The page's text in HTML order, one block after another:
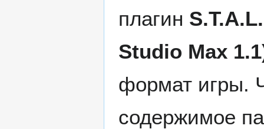
плагин
Studio Max
формат игры.
содержимое